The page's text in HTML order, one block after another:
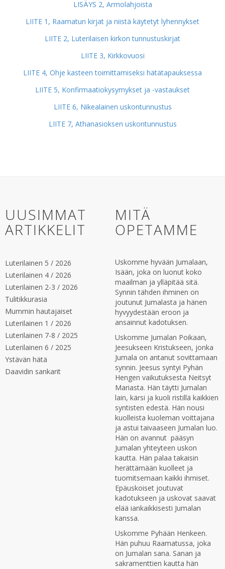
LISÄYS 2, Armolahjoista
LIITE 1, Raamatun kirjat ja niistä käytetyt lyhennykset
LIITE 2, Luterilaisen kirkon tunnustuskirjat
LIITE 3, Kirkkovuosi
LIITE 4, Ohje kasteen toimittamiseksi hätätapauksessa
LIITE 5, Konfirmaatiokysymykset ja -vastaukset
LIITE 6, Nikealainen uskontunnustus
LIITE 7, Athanasioksen uskontunnustus
UUSIMMAT
ARTIKKELIT
Luterilainen 5 / 2026
Luterilainen 4 / 2026
Luterilainen 2-3 / 2026
Tulitikkurasia
Mummin hautajaiset
Luterilainen 1 / 2026
Luterilainen 7-8 / 2025
Luterilainen 6 / 2025
Ystävän hätä
Daavidin sankarit
MITÄ
OPETAMME
Uskomme hyvään Jumalaan,
Isään, joka on luonut koko
maailman ja ylläpitää sitä.
Synnin tähden ihminen on
joutunut Jumalasta ja hänen
hyvyydestään eroon ja
ansainnut kadotuksen.
Uskomme Jumalan Poikaan,
Jeesukseen Kristukseen, jonka
Jumala on antanut sovittamaan
synnin. Jeesus syntyi Pyhän
Hengen vaikutuksesta Neitsyt
Mariasta. Hän täytti Jumalan
lain, kärsi ja kuoli ristillä kaikkien
syntisten edestä. Hän nousi
kuolleista kuoleman voittajana
ja astui taivaaseen Jumalan luo.
Hän on avannut pääsyn
Jumalan yhteyteen uskon
kautta. Hän palaa takaisin
herättämään kuolleet ja
tuomitsemaan kaikki ihmiset.
Epäuskoiset joutuvat
kadotukseen ja uskovat saavat
elää iankaikkisesti Jumalan
kanssa.
Uskomme Pyhään Henkeen.
Hän puhuu Raamatussa, joka
on Jumalan sana. Sanan ja
sakramenttien kautta hän